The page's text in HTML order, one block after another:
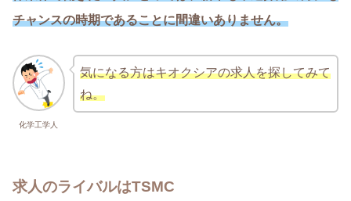
チャンスの時期であることに間違いありません。
化学工学人
気になる方はキオクシアの求人を探してみて
ね。
求人のライバルはTSMC